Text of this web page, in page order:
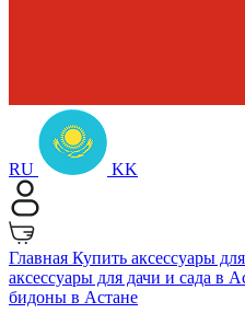
RU KK
Главная Купить аксессуары
аксессуары для дачи и сада в
бидоны в Астане